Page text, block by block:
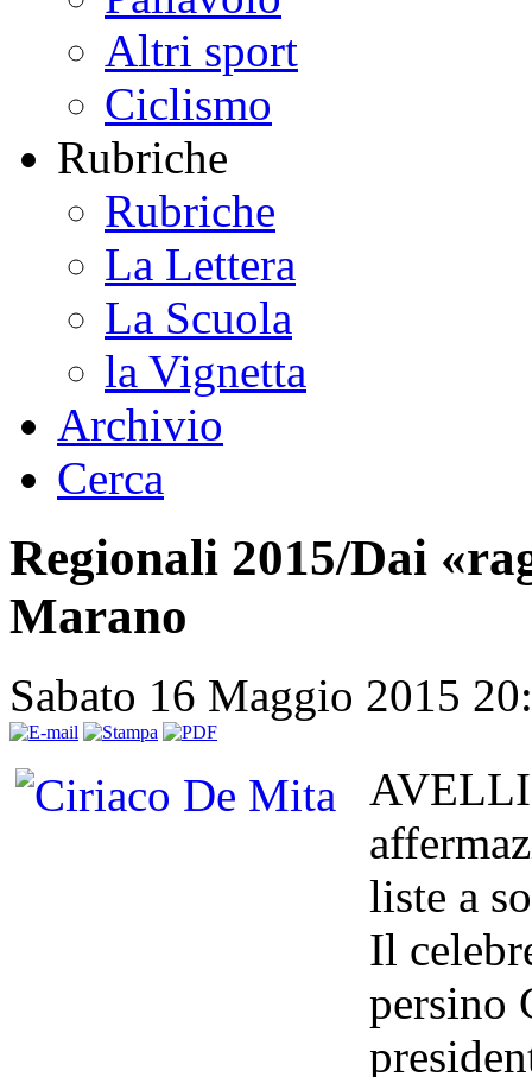
Altri sport
Ciclismo
Rubriche
Rubriche
La Lettera
La Scuola
la Vignetta
Archivio
Cerca
Regionali 2015/Dai
Marano
Sabato 16 Maggio 2015
liste a
Il
persino